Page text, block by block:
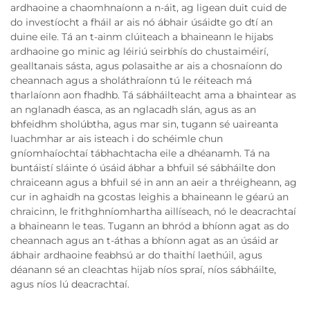
ardhaoine a chaomhnaíonn a n-áit, ag ligean duit cuid de
do investíocht a fháil ar ais nó ábhair úsáidte go dtí an
duine eile. Tá an t-ainm clúiteach a bhaineann le hijabs
ardhaoine go minic ag léiriú seirbhís do chustaiméirí,
gealltanais sásta, agus polasaithe ar ais a chosnaíonn do
cheannach agus a sholáthraíonn tú le réiteach má
tharlaíonn aon fhadhb. Tá sábháilteacht ama a bhaintear as
an nglanadh éasca, as an nglacadh slán, agus as an
bhfeidhm sholúbtha, agus mar sin, tugann sé uaireanta
luachmhar ar ais isteach i do schéimle chun
gníomhaíochtaí tábhachtacha eile a dhéanamh. Tá na
buntáistí sláinte ó úsáid ábhar a bhfuil sé sábháilte don
chraiceann agus a bhfuil sé in ann an aeir a thréigheann, ag
cur in aghaidh na gcostas leighis a bhaineann le géarú an
chraicinn, le frithghníomhartha aillíseach, nó le deacrachtaí
a bhaineann le teas. Tugann an bhród a bhíonn agat as do
cheannach agus an t-áthas a bhíonn agat as an úsáid ar
ábhair ardhaoine feabhsú ar do thaithí laethúil, agus
déanann sé an cleachtas hijab níos spraí, níos sábháilte,
agus níos lú deacrachtaí.